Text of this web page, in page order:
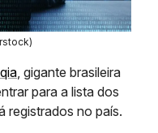
, gigante brasileira
para a lista dos
registrados no país.